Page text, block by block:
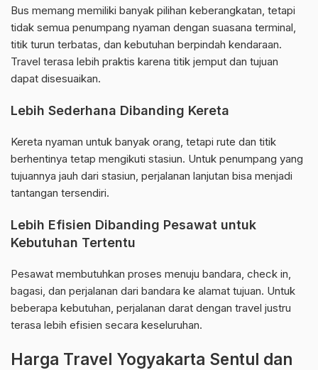
Bus memang memiliki banyak pilihan keberangkatan, tetapi
tidak semua penumpang nyaman dengan suasana terminal,
titik turun terbatas, dan kebutuhan berpindah kendaraan.
Travel terasa lebih praktis karena titik jemput dan tujuan
dapat disesuaikan.
Lebih Sederhana Dibanding Kereta
Kereta nyaman untuk banyak orang, tetapi rute dan titik
berhentinya tetap mengikuti stasiun. Untuk penumpang yang
tujuannya jauh dari stasiun, perjalanan lanjutan bisa menjadi
tantangan tersendiri.
Lebih Efisien Dibanding Pesawat untuk
Kebutuhan Tertentu
Pesawat membutuhkan proses menuju bandara, check in,
bagasi, dan perjalanan dari bandara ke alamat tujuan. Untuk
beberapa kebutuhan, perjalanan darat dengan travel justru
terasa lebih efisien secara keseluruhan.
Harga Travel Yogyakarta Sentul dan